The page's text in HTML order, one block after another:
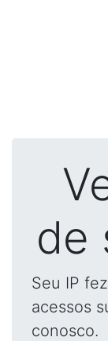
de
Seu IP
acessos
conosco.